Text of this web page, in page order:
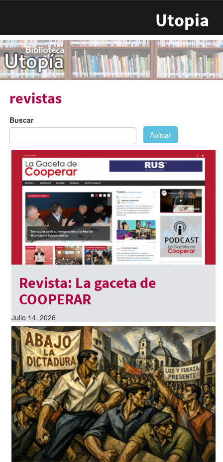
Utopia
revistas
Buscar
Aplicar
Revista: La gaceta de
COOPERAR
Julio 14, 2026